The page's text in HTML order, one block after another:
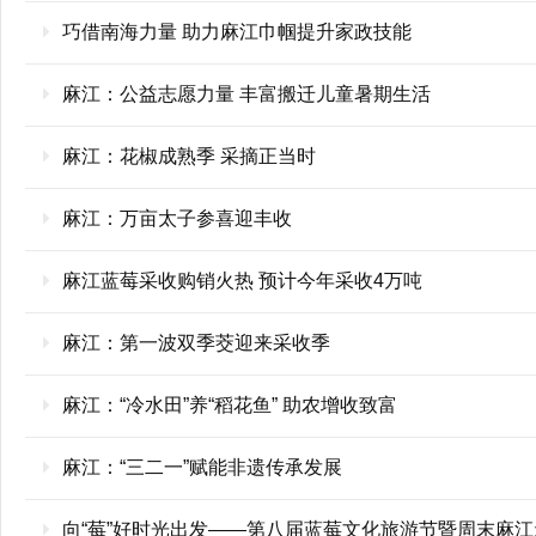
巧借南海力量 助力麻江巾帼提升家政技能
麻江：公益志愿力量 丰富搬迁儿童暑期生活
麻江：花椒成熟季 采摘正当时
麻江：万亩太子参喜迎丰收
麻江蓝莓采收购销火热 预计今年采收4万吨
麻江：第一波双季茭迎来采收季
麻江：“冷水田”养“稻花鱼” 助农增收致富
麻江：“三二一”赋能非遗传承发展
向“莓”好时光出发——第八届蓝莓文化旅游节暨周末麻